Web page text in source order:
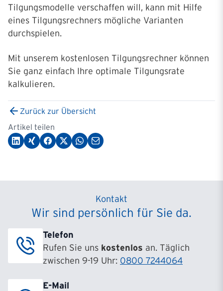
Tilgungsmodelle verschaffen will, kann mit Hilfe
eines Tilgungsrechners mögliche Varianten
durchspielen.
Mit unserem kostenlosen Tilgungsrechner können
Sie ganz einfach Ihre optimale Tilgungsrate
kalkulieren.
Zurück zur Übersicht
Artikel teilen
Kontakt
Wir sind persönlich für Sie da.
Telefon
Rufen Sie uns kostenlos an. Täglich
zwischen 9-19 Uhr: 0800 7244064
E-Mail